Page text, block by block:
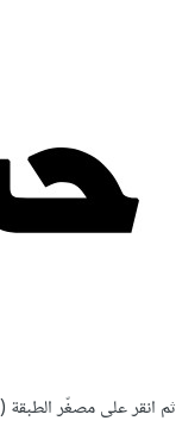
ثم انقر على مصغّر